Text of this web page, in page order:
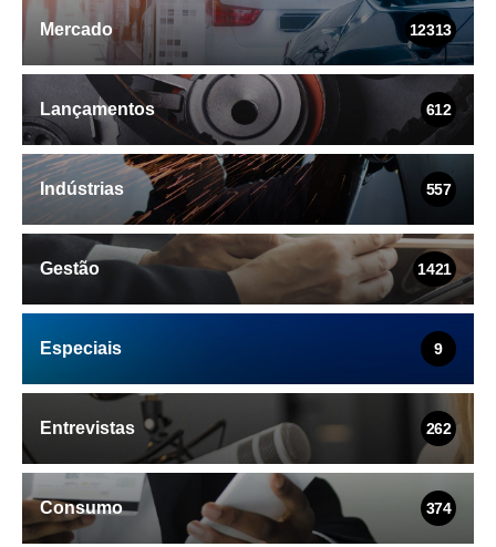
Mercado 12313
Lançamentos 612
Indústrias 557
Gestão 1421
Especiais 9
Entrevistas 262
Consumo 374